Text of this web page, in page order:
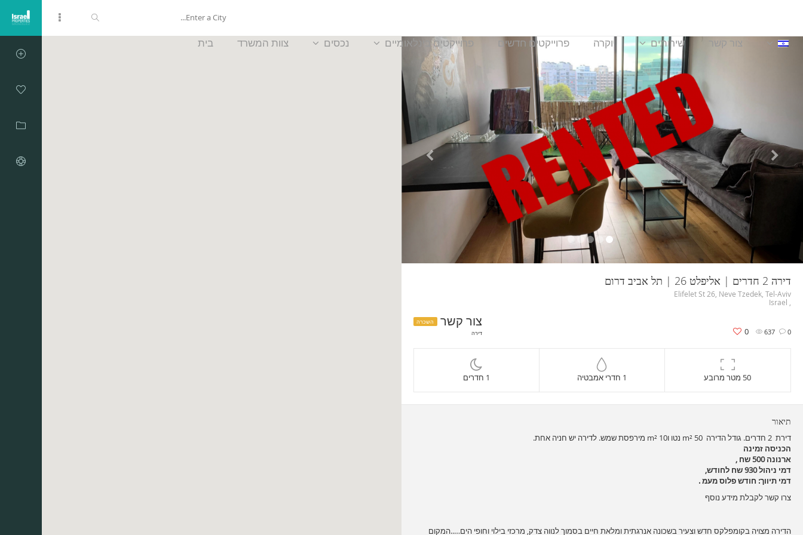
בית צוות המשרד נכסים פרוייקטים בינלאומיים פרוייקטים חדשים יוקרה שירותים צור קשר
דירה 2 חדרים | אליפלט 26 | תל אביב דרום
Elifelet St 26, Neve Tzedek, Tel-Aviv
צור קשר השכרה
דירה
637 0
0
1 חדרים 1 חדרי אמבטיה 50 מטר מרובע
תיאור
דירת 2 חדרים. גודל הדירה 50 m² נטו ו10 m² מירפסת שמש. לדירה יש חניה אחת.
הכניסה זמינה
ארנונה 500 שח ,
דמי ניהול 930 שח לחודש,
דמי תיווך: חודש פלוס מעמ .
צרו קשר לקבלת מידע נוסף
הדירה מצויה בקומפלקס חדש וצעיר בשכונה אנרגתית ומלאת חיים בסמוך לנווה צדק, מרכזי בילוי וחופי הים…..המקום